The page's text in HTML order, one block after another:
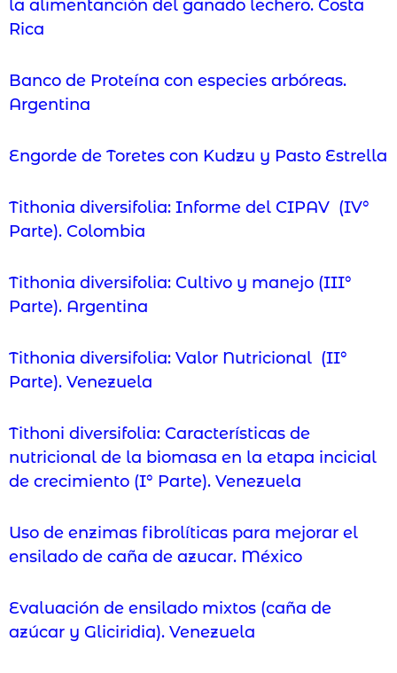
la alimentanción del ganado lechero. Costa
Rica
Banco de Proteína con especies arbóreas.
Argentina
Engorde de Toretes con Kudzu y Pasto Estrella
Tithonia diversifolia: Informe del CIPAV (IV°
Parte). Colombia
Tithonia diversifolia: Cultivo y manejo (III°
Parte). Argentina
Tithonia diversifolia: Valor Nutricional (II°
Parte). Venezuela
Tithoni diversifolia: Características de
nutricional de la biomasa en la etapa incicial
de crecimiento (I° Parte). Venezuela
Uso de enzimas fibrolíticas para mejorar el
ensilado de caña de azucar. México
Evaluación de ensilado mixtos (caña de
azúcar y Gliciridia). Venezuela